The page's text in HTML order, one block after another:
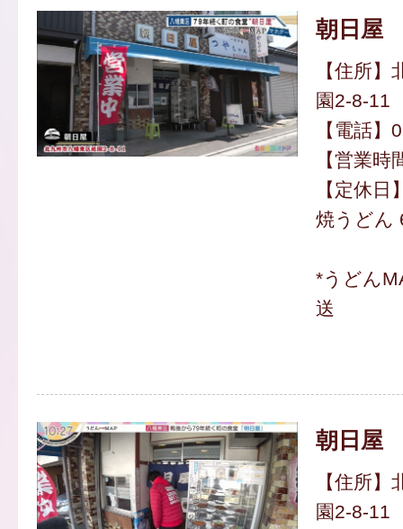
朝日屋
【住所
園2-8-11
【電話
【営業
【定休日
焼うどん
*うどん
送
朝日屋
【住所
園2-8-11